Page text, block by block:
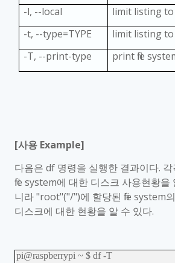
-l, --local
limit listing to
-t, --type=TYPE
limit listing to
-T, --print-type
print file
[사용 Example]
다음은 df 명령을 실행한 결과이다.
file system에 대한 디스크 사용현황을
니라"root"("/")에 할당된 file system
디스크에 대한 현황을 알 수 있다.
pi@raspberrypi ~ $ df -T